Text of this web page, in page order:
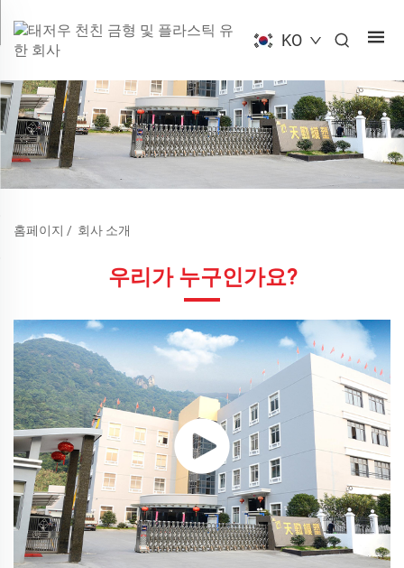
KO
홈페이지 / 회사 소개
우리가 누구인가요?